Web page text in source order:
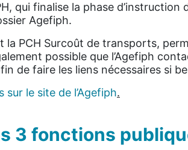
qui finalise la phase d’instruction
Agefiph.
PCH Surcoût de transports,
possible que l’Agefiph
de faire les liens nécessaires si
sur le site de l’Agefiph.
3 fonctions